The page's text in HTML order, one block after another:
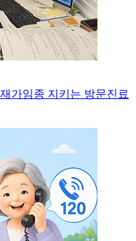
가임종 지키는 방문진료